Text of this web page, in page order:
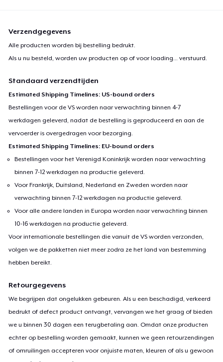
Verzendgegevens
Alle producten worden bij bestelling bedrukt.
Als u nu besteld, worden uw producten op of voorloading... verstuurd.
Standaard verzendtijden
Estimated Shipping Timelines: US-bound orders
Bestellingen voor de VS worden naar verwachting binnen 4-7
werkdagen geleverd, nadat de bestelling is geproduceerd en aan de
vervoerder is overgedragen voor bezorging.
Estimated Shipping Timelines: EU-bound orders
Bestellingen voor het Verenigd Koninkrijk worden naar verwachting
binnen 7-12 werkdagen na productie geleverd.
Voor Frankrijk, Duitsland, Nederland en Zweden worden naar
verwachting binnen 7-12 werkdagen na productie geleverd.
Voor alle andere landen in Europa worden naar verwachting binnen
10-16 werkdagen na productie geleverd.
Voor internationale bestellingen die vanuit de VS worden verzonden,
volgen we de pakketten niet meer zodra ze het land van bestemming
hebben bereikt.
Retourgegevens
We begrijpen dat ongelukken gebeuren. Als u een beschadigd, verkeerd
bedrukt of defect product ontvangt, vervangen we het graag of bieden
we u binnen 30 dagen een terugbetaling aan. Omdat onze producten
echter op bestelling worden gemaakt, kunnen we geen retourzendingen
of omruilingen accepteren voor onjuiste maten, kleuren of als u gewoon